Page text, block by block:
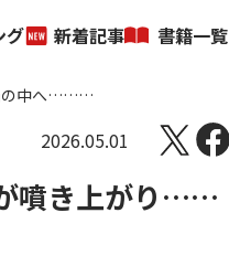
グ 新着記事 書籍一覧
の中へ………
2026.05.01
が噴き上がり……